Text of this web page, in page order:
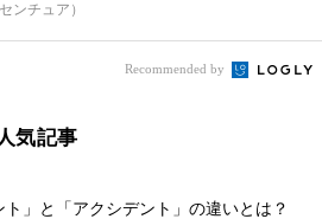
ンチュア）
Recommended by
気記事
ト」と「アクシデント」の違いとは？